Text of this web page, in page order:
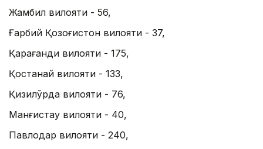
Жамбил вилояти - 56,
Ғарбий Қозоғистон вилояти - 37,
Қарағанди вилояти - 175,
Қостанай вилояти - 133,
Қизилўрда вилояти - 76,
Манғистау вилояти - 40,
Павлодар вилояти - 240,